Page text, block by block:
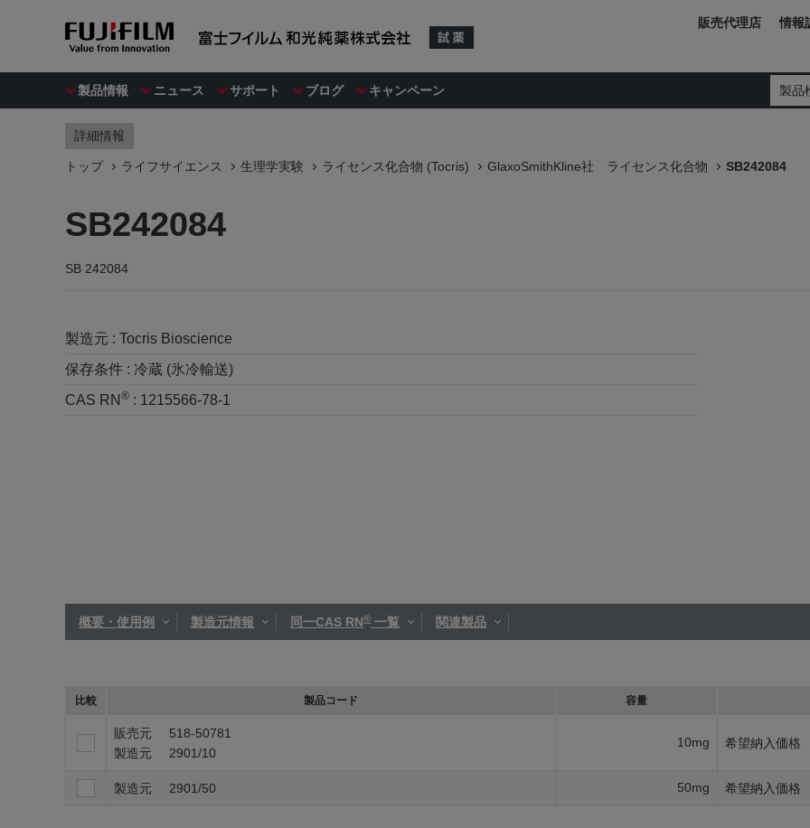
製品情報 ニュース サポート ブログ キャンペーン 製品
販売代理店 情報
詳細情報
トップ ライフサイエンス 生理学実験 ライセンス化合物 (Tocris) GlaxoSmithKline社 ライセンス化合物 SB242084
SB242084
SB 242084
製造元 : Tocris Bioscience
保存条件 : 冷蔵 (氷冷輸送)
CAS RN ® : 1215566-78-1
概要・使用例 製造元情報 同一CAS RN® 一覧 関連製品
比較 製品コード 容量
販売元
518-50781
製造元
2901/10
10mg 希望納入価格
製造元 2901/50 50mg 希望納入価格